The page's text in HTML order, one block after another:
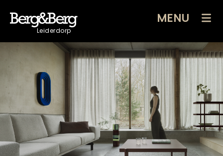
Leiderdorp
MENU